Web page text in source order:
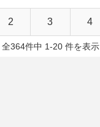
2 3 4
全364件中 1-20 件を表示